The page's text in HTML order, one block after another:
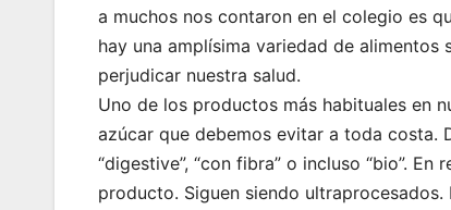
a muchos nos contaron en el colegio es
hay una amplísima variedad de
perjudicar nuestra salud.
Uno de los productos más habituales en
azúcar que debemos evitar a toda costa.
“digestive”, “con fibra” o incluso “bio”.
producto. Siguen siendo